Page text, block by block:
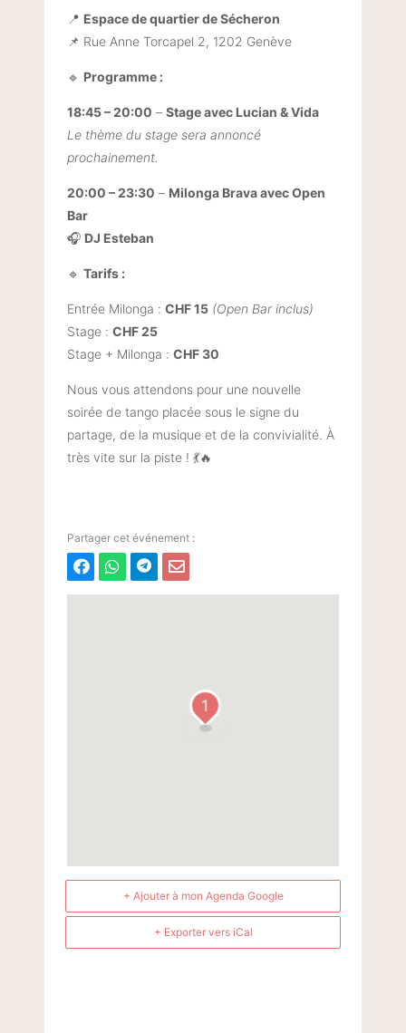
📍 Espace de quartier de Sécheron
📌 Rue Anne Torcapel 2, 1202 Genève
🔹 Programme :
18:45 – 20:00 – Stage avec Lucian & Vida
Le thème du stage sera annoncé
prochainement.
20:00 – 23:30 – Milonga Brava avec Open
Bar
🎧 DJ Esteban
🔹 Tarifs :
Entrée Milonga : CHF 15 (Open Bar inclus)
Stage : CHF 25
Stage + Milonga : CHF 30
Nous vous attendons pour une nouvelle
soirée de tango placée sous le signe du
partage, de la musique et de la convivialité. À
très vite sur la piste ! 💃🔥
1
+ Ajouter à mon Agenda Google
+ Exporter vers iCal